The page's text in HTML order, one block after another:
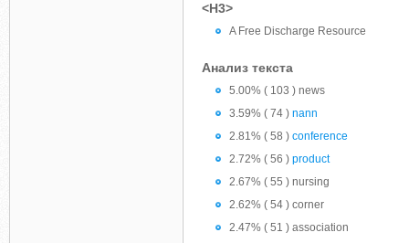
<H3>
A Free Discharge Resource
Анализ текста
5.00% ( 103 ) news
3.59% ( 74 ) nann
2.81% ( 58 ) conference
2.72% ( 56 ) product
2.67% ( 55 ) nursing
2.62% ( 54 ) corner
2.47% ( 51 ) association